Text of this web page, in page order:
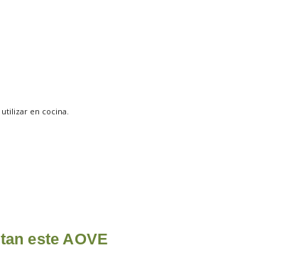
conservas, ideal para utilizar en cocina.
este AOVE